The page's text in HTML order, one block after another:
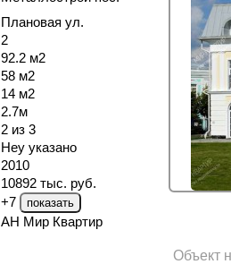
Плановая ул.
2
92.2 м2
58 м2
14 м2
2.7м
2 из 3
Неу указано
2010
10892 тыс. руб.
+7
АН Мир Квартир
Объект